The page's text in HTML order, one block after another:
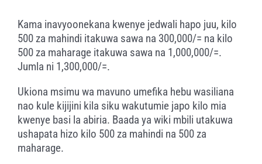
Kama inavyoonekana kwenye jedwali hapo juu, kilo
500 za mahindi itakuwa sawa na 300,000/= na kilo
500 za maharage itakuwa sawa na 1,000,000/=.
Jumla ni 1,300,000/=.
Ukiona msimu wa mavuno umefika hebu wasiliana
nao kule kijijini kila siku wakutumie japo kilo mia
kwenye basi la abiria. Baada ya wiki mbili utakuwa
ushapata hizo kilo 500 za mahindi na 500 za
maharage.